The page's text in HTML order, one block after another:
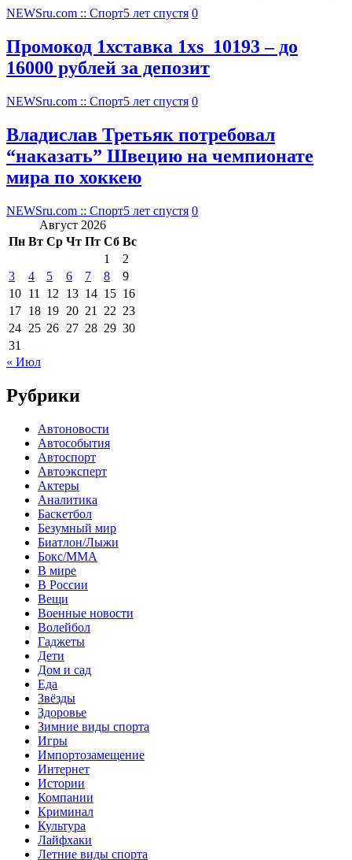
NEWSru.com :: Спорт5 лет спустя 0
Промокод 1хставка 1xs_10193 – до
16000 рублей за депозит
NEWSru.com :: Спорт5 лет спустя 0
Владислав Третьяк потребовал
“наказать” Швецию на чемпионате
мира по хоккею
NEWSru.com :: Спорт5 лет спустя 0
Август 2026
Пн Вт Ср Чт Пт Сб Вс
1
2
3
4 5 6 7 8
9
10 11 12 13 14 15 16
17 18 19 20 21 22 23
24 25 26 27 28 29 30
31
« Июл
Рубрики
Автоновости
Автособытия
Автоспорт
Автоэксперт
Актеры
Аналитика
Баскетбол
Безумный мир
Биатлон/Лыжи
Бокс/MMA
В мире
В России
Вещи
Военные новости
Волейбол
Гаджеты
Дети
Дом и сад
Еда
Звёзды
Здоровье
Зимние виды спорта
Игры
Импортозамещение
Интернет
Истории
Компании
Криминал
Культура
Лайфхаки
Летние виды спорта